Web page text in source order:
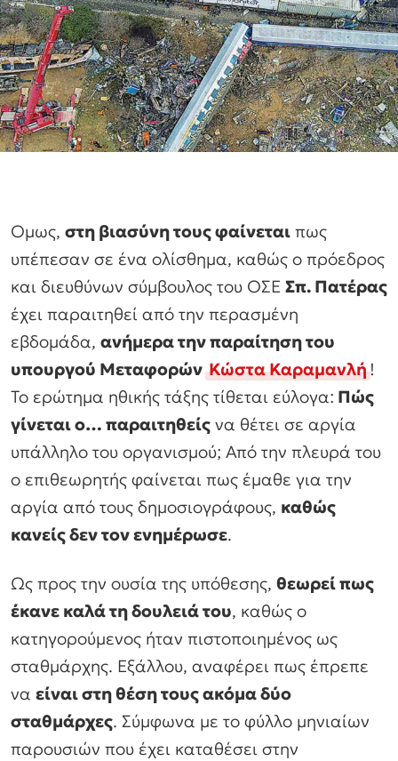
Ομως, στη βιασύνη τους φαίνεται πως
υπέπεσαν σε ένα ολίσθημα, καθώς ο πρόεδρος
και διευθύνων σύμβουλος του ΟΣΕ Σπ. Πατέρας
έχει παραιτηθεί από την περασμένη
εβδομάδα, ανήμερα την παραίτηση του
υπουργού ΜεταφορώνΚώστα Καραμανλή!
Το ερώτημα ηθικής τάξης τίθεται εύλογα: Πώς
γίνεται ο… παραιτηθείς να θέτει σε αργία
υπάλληλο του οργανισμού; Από την πλευρά του
ο επιθεωρητής φαίνεται πως έμαθε για την
αργία από τους δημοσιογράφους, καθώς
κανείς δεν τον ενημέρωσε.
Ως προς την ουσία της υπόθεσης, θεωρεί πως
έκανε καλά τη δουλειά του, καθώς ο
κατηγορούμενος ήταν πιστοποιημένος ως
σταθμάρχης. Εξάλλου, αναφέρει πως έπρεπε
να είναι στη θέση τους ακόμα δύο
σταθμάρχες. Σύμφωνα με το φύλλο μηνιαίων
παρουσιών που έχει καταθέσει στην